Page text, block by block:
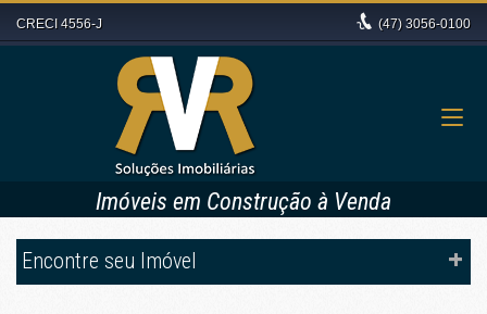
CRECI 4556-J (47) 3056-0100
Imóveis em Construção à Venda
Encontre seu Imóvel